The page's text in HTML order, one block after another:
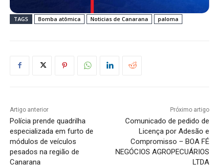
TAGS Bomba atômica Noticias de Canarana paloma
Artigo anterior
Polícia prende quadrilha
especializada em furto de
módulos de veículos
pesados na região de
Canarana
Próximo artigo
Comunicado de pedido de
Licença por Adesão e
Compromisso – BOA FÉ
NEGÓCIOS AGROPECUÁRIOS
LTDA